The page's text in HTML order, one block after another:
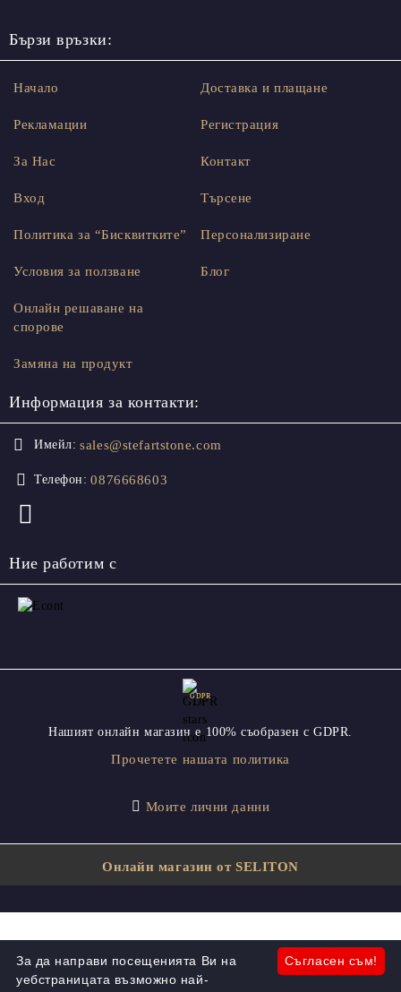
Бързи връзки:
Начало
Рекламации
За Нас
Вход
Доставка и плащане
Регистрация
Контакт
Търсене
Политика за “Бисквитките”
Условия за ползване
Онлайн решаване на
спорове
Замяна на продукт
Персонализиране
Блог
Информация за контакти:
Имейл: sales@stefartstone.com
Телефон: 0876668603
Ние работим с
GDPR
Нашият онлайн магазин е 100% съобразен с GDPR.
Прочетете нашата политика
Моите лични данни
Онлайн магазин от SELITON
Съгласен съм!
За да направи посещенията Ви на
уебстраницата възможно най-